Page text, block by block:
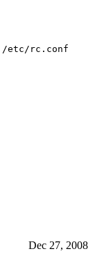
/etc/rc.conf
Dec 27, 2008